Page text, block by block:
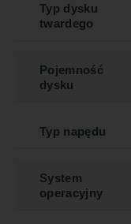
Typ dysku
twardego
Pojemność
dysku
Typ napędu
System
operacyjny